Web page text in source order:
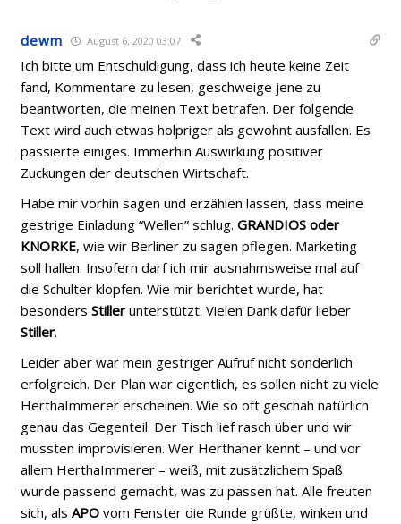
dewm August 6, 2020 03:07
Ich bitte um Entschuldigung, dass ich heute keine Zeit
fand, Kommentare zu lesen, geschweige jene zu
beantworten, die meinen Text betrafen. Der folgende
Text wird auch etwas holpriger als gewohnt ausfallen. Es
passierte einiges. Immerhin Auswirkung positiver
Zuckungen der deutschen Wirtschaft.
Habe mir vorhin sagen und erzählen lassen, dass meine
gestrige Einladung “Wellen” schlug.GRANDIOS oder
KNORKE, wie wir Berliner zu sagen pflegen. Marketing
soll hallen. Insofern darf ich mir ausnahmsweise mal auf
die Schulter klopfen. Wie mir berichtet wurde, hat
besondersStiller unterstützt. Vielen Dank dafür lieber
Stiller.
Leider aber war mein gestriger Aufruf nicht sonderlich
erfolgreich. Der Plan war eigentlich, es sollen nicht zu viele
HerthaImmerer erscheinen. Wie so oft geschah natürlich
genau das Gegenteil. Der Tisch lief rasch über und wir
mussten improvisieren. Wer Herthaner kennt – und vor
allem HerthaImmerer – weiß, mit zusätzlichem Spaß
wurde passend gemacht, was zu passen hat. Alle freuten
sich, alsAPO vom Fenster die Runde grüßte, winken und